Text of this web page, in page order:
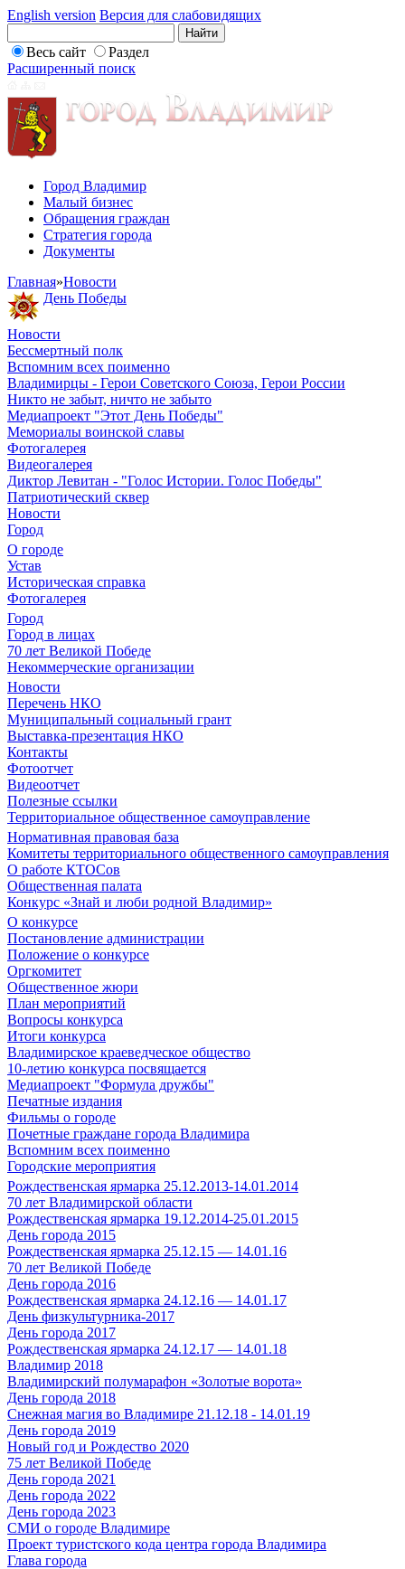
English version Версия для слабовидящих
Весь сайт
Раздел
Расширенный поиск
Город Владимир
Малый бизнес
Обращения граждан
Стратегия города
Документы
Главная»Новости
День Победы
Новости
Бессмертный полк
Вспомним всех поименно
Владимирцы - Герои Советского Союза, Герои России
Никто не забыт, ничто не забыто
Медиапроект "Этот День Победы"
Мемориалы воинской славы
Фотогалерея
Видеогалерея
Диктор Левитан - "Голос Истории. Голос Победы"
Патриотический сквер
Новости
Город
О городе
Устав
Историческая справка
Фотогалерея
Город
Город в лицах
70 лет Великой Победе
Некоммерческие организации
Новости
Перечень НКО
Муниципальный социальный грант
Выставка-презентация НКО
Контакты
Фотоотчет
Видеоотчет
Полезные ссылки
Территориальное общественное самоуправление
Нормативная правовая база
Комитеты территориального общественного самоуправления
О работе КТОСов
Общественная палата
Конкурс «Знай и люби родной Владимир»
О конкурсе
Постановление администрации
Положение о конкурсе
Оргкомитет
Общественное жюри
План мероприятий
Вопросы конкурса
Итоги конкурса
Владимирское краеведческое общество
10-летию конкурса посвящается
Медиапроект "Формула дружбы"
Печатные издания
Фильмы о городе
Почетные граждане города Владимира
Вспомним всех поименно
Городские мероприятия
Рождественская ярмарка 25.12.2013-14.01.2014
70 лет Владимирской области
Рождественская ярмарка 19.12.2014-25.01.2015
День города 2015
Рождественская ярмарка 25.12.15 — 14.01.16
70 лет Великой Победе
День города 2016
Рождественская ярмарка 24.12.16 — 14.01.17
День физкультурника-2017
День города 2017
Рождественская ярмарка 24.12.17 — 14.01.18
Владимир 2018
Владимирский полумарафон «Золотые ворота»
День города 2018
Снежная магия во Владимире 21.12.18 - 14.01.19
День города 2019
Новый год и Рождество 2020
75 лет Великой Победе
День города 2021
День города 2022
День города 2023
СМИ о городе Владимире
Проект туристского кода центра города Владимира
Глава города